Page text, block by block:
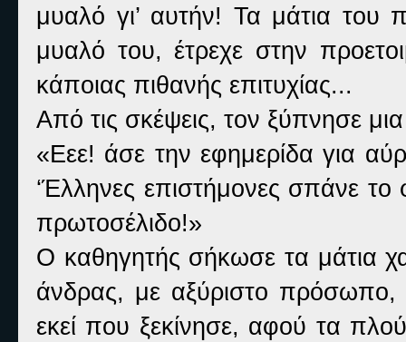
μυαλό γι’ αυτήν! Τα μάτια
μυαλό του, έτρεχε στην
κάποιας πιθανής επιτυχίας...
Από τις σκέψεις, τον ξύπνησε
«Εεε! άσε την εφημερίδα για
‘Έλληνες επιστήμονες σπάνε
πρωτοσέλιδο!»
Ο καθηγητής σήκωσε τα μάτια
άνδρας, με αξύριστο πρόσωπο,
εκεί που ξεκίνησε, αφού τα